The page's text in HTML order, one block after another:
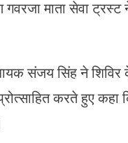
गवरजा माता सेवा
संजय सिंह ने
करते हुए कहा